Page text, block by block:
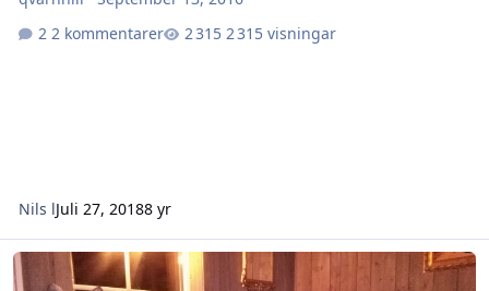
2 kommentarer
2 315 visningar
Nils lJuli 27, 20188 yr
Såhär kan man göra...